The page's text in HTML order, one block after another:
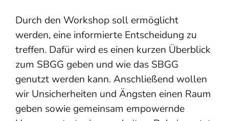
Durch den Workshop soll ermöglicht
werden, eine informierte Entscheidung zu
treffen. Dafür wird es einen kurzen Überblick
zum SBGG geben und wie das SBGG
genutzt werden kann. Anschließend wollen
wir Unsicherheiten und Ängsten einen Raum
geben sowie gemeinsam empowernde